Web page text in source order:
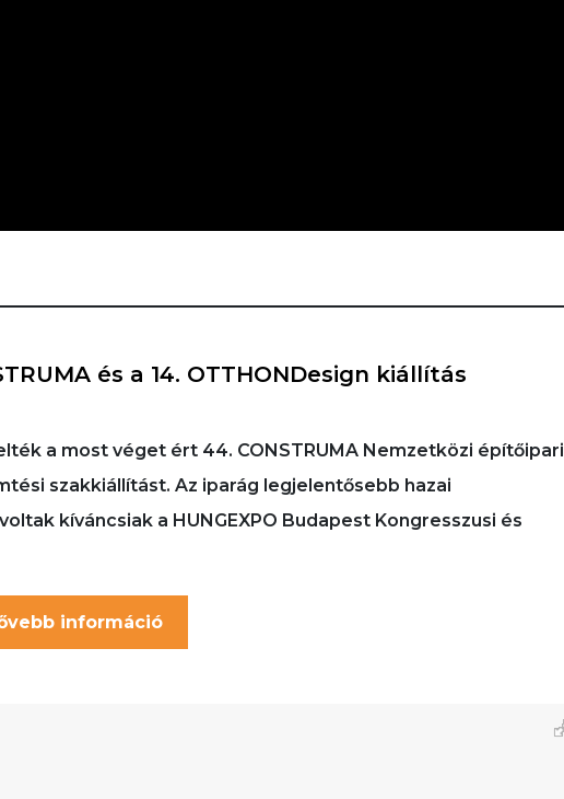
és a 14. OTTHONDesign kiállítás
a most véget ért 44. CONSTRUMA Nemzetközi építőipari
szakkiállítást. Az iparág legjelentősebb hazai
kíváncsiak a HUNGEXPO Budapest Kongresszusi és
információ